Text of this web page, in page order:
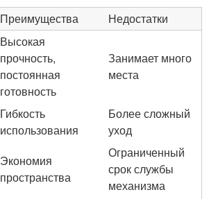
Преимущества Недостатки
Высокая
прочность,
постоянная
готовность
Занимает много
места
Гибкость
использования
Более сложный
уход
Экономия
пространства
Ограниченный
срок службы
механизма